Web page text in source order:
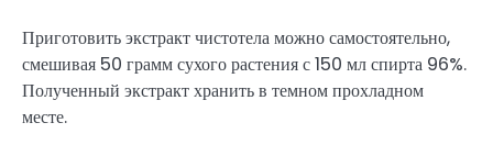
Приготовить экстракт чистотела можно самостоятельно,
смешивая 50 грамм сухого растения с 150 мл спирта 96%.
Полученный экстракт хранить в темном прохладном
месте.